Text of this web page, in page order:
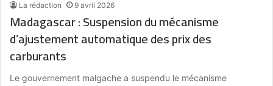
La rédaction 9 avril 2026
Madagascar : Suspension du mécanisme
d’ajustement automatique des prix des
carburants
Le gouvernement malgache a suspendu le mécanisme